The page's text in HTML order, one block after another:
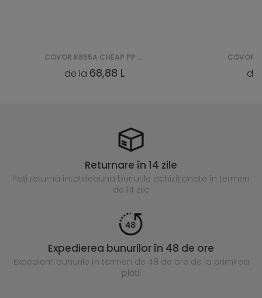
de la39,99 L
Returnare în 14 zile
Poți returna întotdeauna bunurile achiziționate în termen
de 14 zile
Expedierea bunurilor în 48 de ore
Expediem bunurile în termen de 48 de ore de la primirea
plății